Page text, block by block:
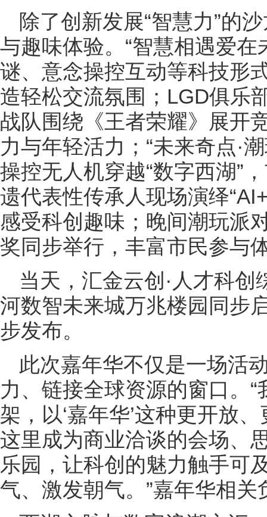
除了创新发展“智慧力”的
与趣味体验。“智慧相遇爱
谜、意念操控互动等科技形
造轻松交流氛围；LGD俱乐
战队围绕《王者荣耀》展开
力与年轻活力；“未来奇点·
操控无人机穿越“数字西湖”
遗代表性传承人现场演绎
感受科创趣味；晚间潮玩派
奖同步举行，丰富市民参与
当天，汇金云创·人才科
河数智未来城万兆楼园同步
步发布。
此次嘉年华不仅是一场活
力、链接全球资源的窗口。
架，以‘嘉年华’这种更开放
这里成为商业洽谈的会场、
乐园，让科创的魅力触手可
气、激发朝气。”嘉年华相关